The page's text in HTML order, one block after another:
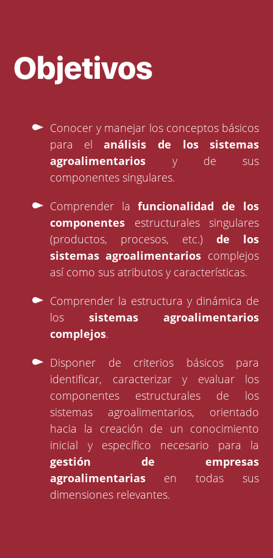
Objetivos
Conocer y manejar los conceptos básicos
para elanálisis de los sistemas
agroalimentarios y de sus
componentes singulares.
Comprender lafuncionalidad de los
componentes estructurales singulares
(productos, procesos, etc.)de los
sistemas agroalimentarios complejos
así como sus atributos y características.
Comprender la estructura y dinámica de
lossistemas agroalimentarios
complejos.
Disponer de criterios básicos para
identificar, caracterizar y evaluar los
componentes estructurales de los
sistemas agroalimentarios, orientado
hacia la creación de un conocimiento
inicial y específico necesario para la
gestión de empresas
agroalimentarias en todas sus
dimensiones relevantes.